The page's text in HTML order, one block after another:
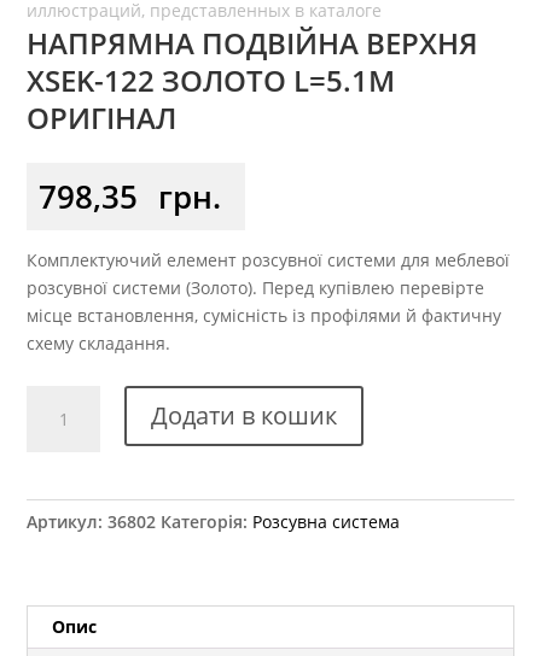
НАПРЯМНА ПОДВІЙНА ВЕРХНЯ
ХSEK-122 ЗОЛОТО L=5.1М
ОРИГІНАЛ
798,35 грн.
Комплектуючий елемент розсувної системи для меблевої
розсувної системи (Золото). Перед купівлею перевірте
місце встановлення, сумісність із профілями й фактичну
схему складання.
подвійна
золото
кількість
Додати в кошик
Артикул:36802 Категорія: Розсувна система
Опис